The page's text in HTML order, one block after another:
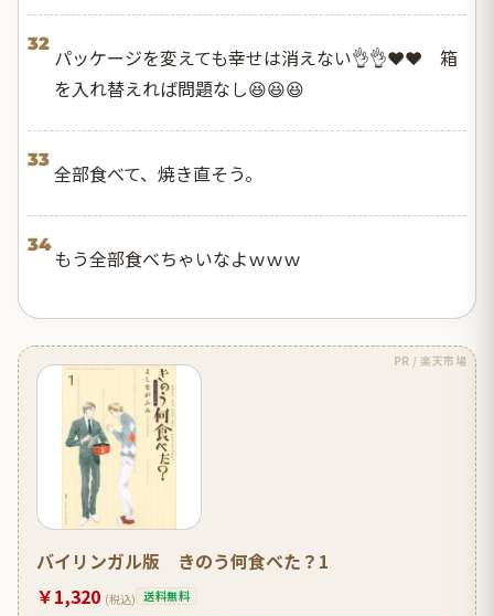
32
パッケージを変えても幸せは消えない👌👌❤️❤️ 箱
を入れ替えれば問題なし😆😆😆
33
全部食べて、焼き直そう。
34
もう全部食べちゃいなよｗｗｗ
PR / 楽天市場
バイリンガル版 きのう何食べた？1
￥1,320 (税込) 送料無料